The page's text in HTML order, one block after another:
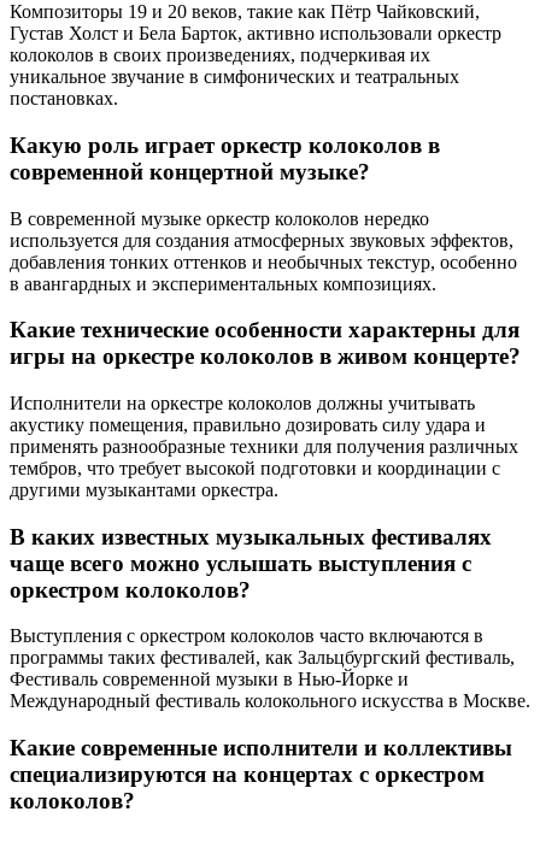
Композиторы 19 и 20 веков, такие как Пётр Чайковский,
Густав Холст и Бела Барток, активно использовали оркестр
колоколов в своих произведениях, подчеркивая их
уникальное звучание в симфонических и театральных
постановках.
Какую роль играет оркестр колоколов в
современной концертной музыке?
В современной музыке оркестр колоколов нередко
используется для создания атмосферных звуковых эффектов,
добавления тонких оттенков и необычных текстур, особенно
в авангардных и экспериментальных композициях.
Какие технические особенности характерны для
игры на оркестре колоколов в живом концерте?
Исполнители на оркестре колоколов должны учитывать
акустику помещения, правильно дозировать силу удара и
применять разнообразные техники для получения различных
тембров, что требует высокой подготовки и координации с
другими музыкантами оркестра.
В каких известных музыкальных фестивалях
чаще всего можно услышать выступления с
оркестром колоколов?
Выступления с оркестром колоколов часто включаются в
программы таких фестивалей, как Зальцбургский фестиваль,
Фестиваль современной музыки в Нью-Йорке и
Международный фестиваль колокольного искусства в Москве.
Какие современные исполнители и коллективы
специализируются на концертах с оркестром
колоколов?